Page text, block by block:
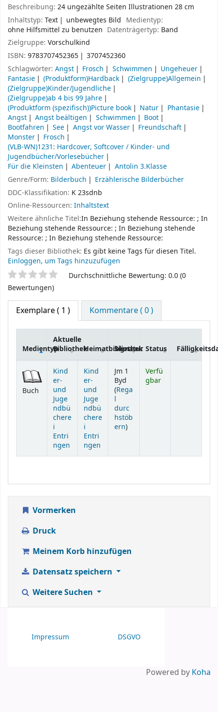
Beschreibung: 24 ungezählte Seiten Illustrationen 28 cm
Inhaltstyp: Text unbewegtes Bild Medientyp:
ohne Hilfsmittel zu benutzen Datenträgertyp: Band
Zielgruppe: Vorschulkind
ISBN: 9783707452365
3707452360
Schlagwörter: Angst Frosch Schwimmen
Ungeheuer
Fantasie
(Produktform)Hardback
(Zielgruppe)Allgemein
(Zielgruppe)Kinder/Jugendliche
(Zielgruppe)ab 4 bis 99 Jahre
(Produktform (spezifisch))Picture book
Natur
Phantasie
Angst
Angst beältigen Schwimmen
Boot
Bootfahren
See Angst vor Wasser
Freundschaft
Monster
Frosch
(VLB-WN)1231: Hardcover, Softcover / Kinder- und
Jugendbücher/Vorlesebücher
Für die Kleinsten
Abenteuer
Antolin 3.Klasse
Genre/Form: Bilderbuch
Erzählerische Bilderbücher
DDC-Klassifikation: K 23sdnb
Online-Ressourcen: Inhaltstext
Weitere ähnliche Titel:In Beziehung stehende Ressource: ; In
Beziehung stehende Ressource: ; In Beziehung stehende
Ressource: ; In Beziehung stehende Ressource:
Tags dieser Bibliothek: Es gibt keine Tags für diesen Titel.
Einloggen, um Tags hinzuzufügen
SternchenbewertungDurchschnittliche Bewertung: 0.0 (0
Bewertungen)
Exemplare( 1 ) Kommentare ( 0 )
Medientyp
Aktuelle
BibliothekHeimatbibliothek
Signatur Status
Buch
Kind
er-
und
Juge
ndbü
chere
i
Entri
ngen
Kind
er-
und
Juge
ndbü
chere
i
Entri
ngen
Jm 1
Byd
(Rega
l
durc
hstöb
ern(Öffnet sich unterhalb)
)
Verfü
gbar
Vormerken
Druck
Meinem Korb hinzufügen
Datensatz speichern
Weitere Suchen
Impressum DSGVO
Powered by Koha